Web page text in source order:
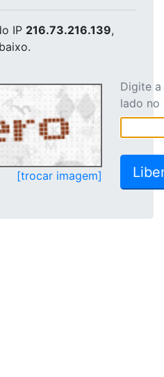
IP 216.73.216.139,
[trocar imagem]
Digite
lado no